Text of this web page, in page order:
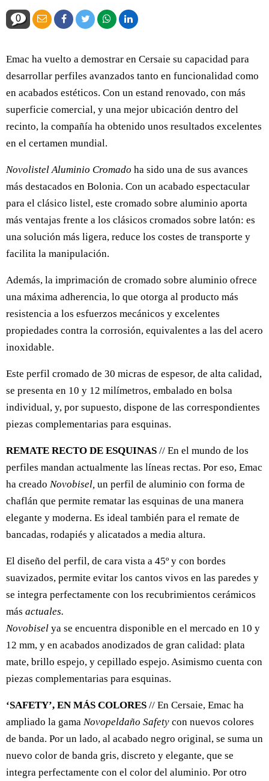
0
Emac ha vuelto a demostrar en Cersaie su capacidad para
desarrollar perfiles avanzados tanto en funcionalidad como
en acabados estéticos. Con un estand renovado, con más
superficie comercial, y una mejor ubicación dentro del
recinto, la compañía ha obtenido unos resultados excelentes
en el certamen mundial.
Novolistel Aluminio Cromado ha sido una de sus avances
más destacados en Bolonia. Con un acabado espectacular
para el clásico listel, este cromado sobre aluminio aporta
más ventajas frente a los clásicos cromados sobre latón: es
una solución más ligera, reduce los costes de transporte y
facilita la manipulación.
Además, la imprimación de cromado sobre aluminio ofrece
una máxima adherencia, lo que otorga al producto más
resistencia a los esfuerzos mecánicos y excelentes
propiedades contra la corrosión, equivalentes a las del acero
inoxidable.
Este perfil cromado de 30 micras de espesor, de alta calidad,
se presenta en 10 y 12 milímetros, embalado en bolsa
individual, y, por supuesto, dispone de las correspondientes
piezas complementarias para esquinas.
REMATE RECTO DE ESQUINAS // En el mundo de los
perfiles mandan actualmente las líneas rectas. Por eso, Emac
ha creado Novobisel, un perfil de aluminio con forma de
chaflán que permite rematar las esquinas de una manera
elegante y moderna. Es ideal también para el remate de
bancadas, rodapiés y alicatados a media altura.
El diseño del perfil, de cara vista a 45º y con bordes
suavizados, permite evitar los cantos vivos en las paredes y
se integra perfectamente con los recubrimientos cerámicos
más actuales.
Novobisel ya se encuentra disponible en el mercado en 10 y
12 mm, y en acabados anodizados de gran calidad: plata
mate, brillo espejo, y cepillado espejo. Asimismo cuenta con
piezas complementarias para esquinas.
‘SAFETY’, EN MÁS COLORES // En Cersaie, Emac ha
ampliado la gama Novopeldaño Safety con nuevos colores
de banda. Por un lado, al acabado negro original, se suma un
nuevo color de banda gris, discreto y elegante, que se
integra perfectamente con el color del aluminio. Por otro